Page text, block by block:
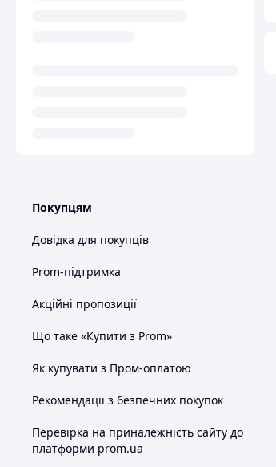
Покупцям
Довідка для покупців
Prom-підтримка
Акційні пропозиції
Що таке «Купити з Prom»
Як купувати з Пром-оплатою
Рекомендації з безпечних покупок
Перевірка на приналежність сайту до
платформи prom.ua